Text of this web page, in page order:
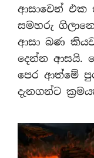
ආසාවෙන් එක
සමහරු
ආසා බණ
දෙන්න ආසයි.
පෙර ආත්මේ
දැනගන්ට